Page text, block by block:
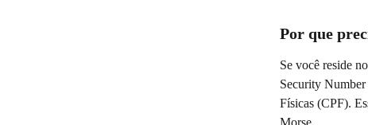
Por que
Se você reside
Security
Físicas (CPF).